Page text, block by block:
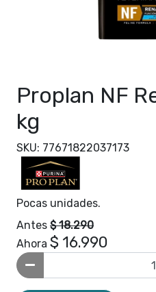
Proplan NF
kg
SKU: 77671822037173
Pocas unidades.
Antes $ 18.290
Ahora $ 16.990